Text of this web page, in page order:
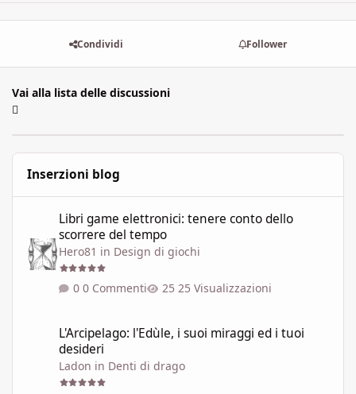
Condividi Follower
Vai alla lista delle discussioni
Inserzioni blog
Libri game elettronici: tenere conto dello
scorrere del tempo
Hero81 in Design di giochi
0 Commenti 25 Visualizzazioni
L'Arcipelago: l'Edùle, i suoi miraggi ed i tuoi
desideri
Ladon in Denti di drago